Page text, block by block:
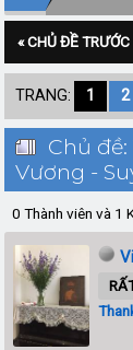
« CHỦ ĐỀ TRƯỚC
TRANG: 1 2
Chủ
Vương -
0 Thành viên và 1